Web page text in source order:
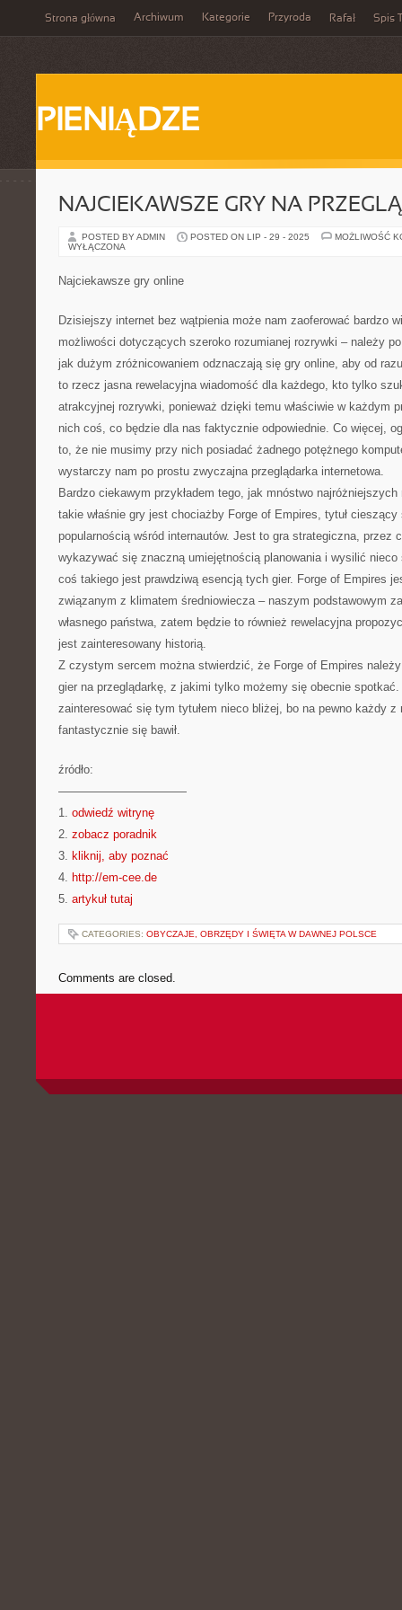
Strona główna Archiwum Kategorie Przyroda Rafał Spis
PIENIĄDZE
NAJCIEKAWSZE GRY NA
POSTED BY ADMIN POSTED ON LIP - 29 - 2025
MOŻLIWOŚĆ
WYŁĄCZONA
Najciekawsze gry online
Dzisiejszy internet bez wątpienia może nam zaoferować bardzo
możliwości dotyczących szeroko rozumianej rozrywki – należy
jak dużym zróżnicowaniem odznaczają się gry online, aby od
to rzecz jasna rewelacyjna wiadomość dla każdego, kto tylko
atrakcyjnej rozrywki, ponieważ dzięki temu właściwie w każdym
nich coś, co będzie dla nas faktycznie odpowiednie. Co więcej,
to, że nie musimy przy nich posiadać żadnego potężnego
wystarczy nam po prostu zwyczajna przeglądarka internetowa.
Bardzo ciekawym przykładem tego, jak mnóstwo
takie właśnie gry jest chociażby Forge of Empires, tytuł
popularnością wśród internautów. Jest to gra strategiczna, przez
wykazywać się znaczną umiejętnością planowania i wysilić nieco
coś takiego jest prawdziwą esencją tych gier. Forge of Empires
związanym z klimatem średniowiecza – naszym podstawowym
własnego państwa, zatem będzie to również rewelacyjna
jest zainteresowany historią.
Z czystym sercem można stwierdzić, że Forge of Empires
gier na przeglądarkę, z jakimi tylko możemy się obecnie
zainteresować się tym tytułem nieco bliżej, bo na pewno każdy z
fantastycznie się bawił.
źródło:
———————————
1. odwiedź witrynę
2. zobacz poradnik
3. kliknij, aby poznać
4. http://em-cee.de
5. artykuł tutaj
CATEGORIES: OBYCZAJE, OBRZĘDY I ŚWIĘTA W DAWNEJ POLSCE
Comments are closed.